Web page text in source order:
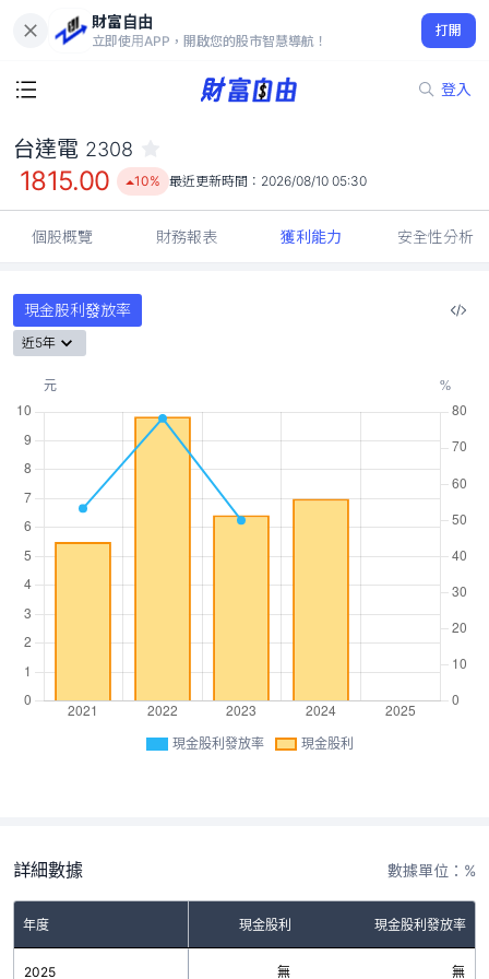
財富自由
立即使用APP，開啟您的股市智慧導航！
打開
登入
1815.00
10%
台達電 2308
1815.00 10% 最近更新時間： 2026/08/10 05:30
個股概覽 財務報表 獲利能力 安全性分析
現金股利發放率
近5年
現金股利發放率 現金股利
詳細數據 數據單位：%
年度 現金股利 現金股利發放率
2025 無 無